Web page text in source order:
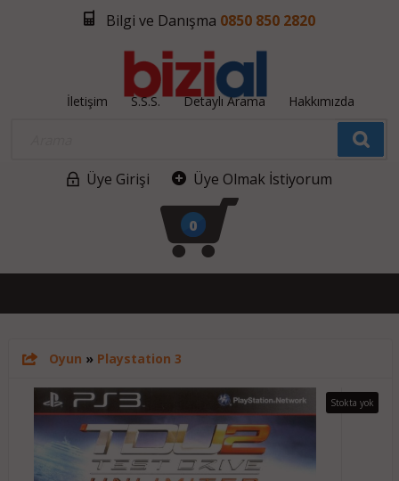
Bilgi ve Danışma 0850 850 2820
İletişim S.S.S. Detaylı Arama Hakkımızda
Üye Girişi Üye Olmak İstiyorum
0
Oyun » Playstation 3
Stokta yok